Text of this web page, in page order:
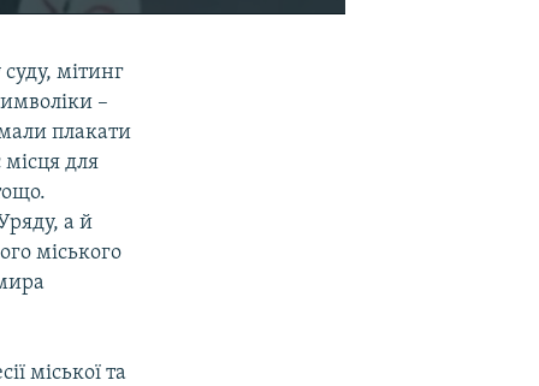
мітинг
–
плакати
для
а й
міського
міської та